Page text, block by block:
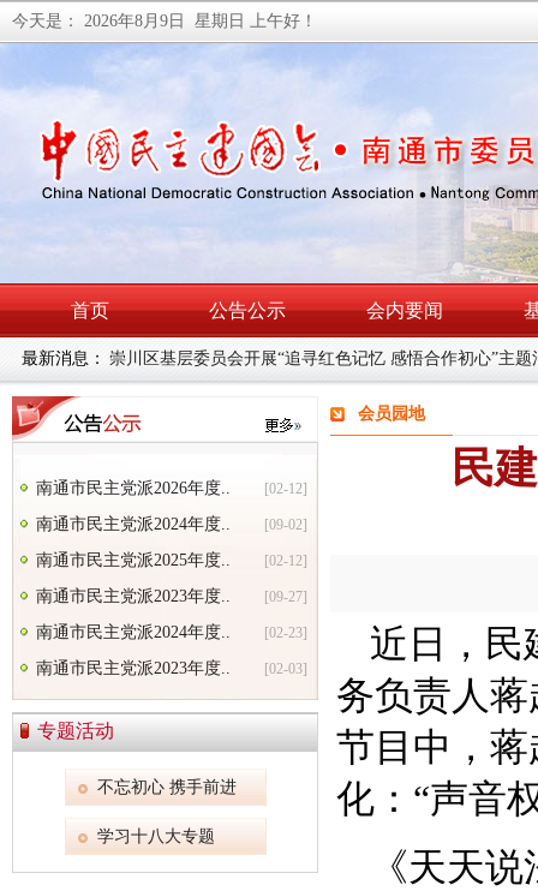
今天是： 2026年8月9日 星期日 上午好！
首页 公告公示 会内要闻
最新消息： 民建南通市委会召开理论学习中心组学习（扩大）会暨主
南通市民主党派2026年度.. [02-12]
南通市民主党派2024年度.. [09-02]
南通市民主党派2025年度.. [02-12]
南通市民主党派2023年度.. [09-27]
南通市民主党派2024年度.. [02-23]
南通市民主党派2023年度.. [02-03]
专题活动
不忘初心 携手前进
学习十八大专题
会员园地
民
近日，民
务负责人
节目中，
化：“声音
《天天